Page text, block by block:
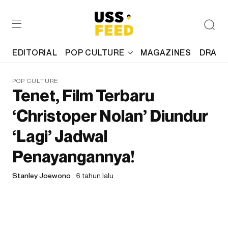
EDITORIAL POP CULTURE MAGAZINES
POP CULTURE
Tenet, Film Terbaru
‘Christoper Nolan’ Diundur
‘Lagi’ Jadwal
Penayangannya!
Stanley Joewono 6 tahun lalu